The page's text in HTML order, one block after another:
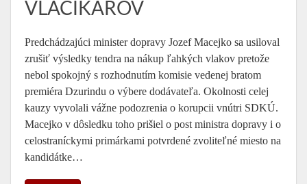
VLÁČIKÁROV
Predchádzajúci minister dopravy Jozef Macejko sa usiloval
zrušiť výsledky tendra na nákup ľahkých vlakov pretože
nebol spokojný s rozhodnutím komisie vedenej bratom
premiéra Dzurindu o výbere dodávateľa. Okolnosti celej
kauzy vyvolali vážne podozrenia o korupcii vnútri SDKÚ.
Macejko v dôsledku toho prišiel o post ministra dopravy i o
celostraníckymi primárkami potvrdené zvoliteľné miesto na
kandidátke…